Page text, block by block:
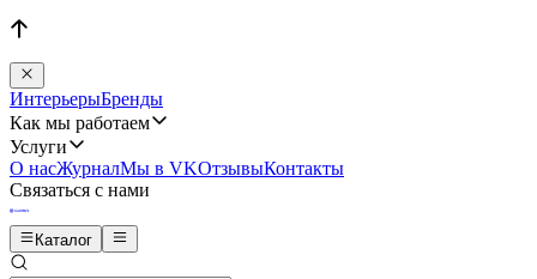
ИнтерьерыБренды
Как мы работаем
Услуги
О насЖурналМы в VKОтзывыКонтакты
Связаться с нами
Каталог